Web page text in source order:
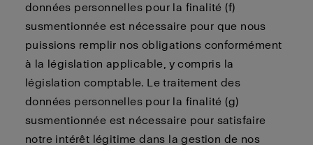
données personnelles pour la finalité (f)
susmentionnée est nécessaire pour que nous
puissions remplir nos obligations conformément
à la législation applicable, y compris la
législation comptable. Le traitement des
données personnelles pour la finalité (g)
susmentionnée est nécessaire pour satisfaire
notre intérêt légitime dans la gestion de nos